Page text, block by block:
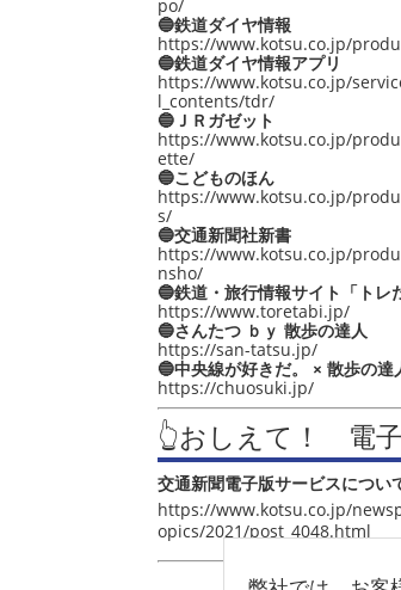
po/
🔵鉄道ダイヤ情報
https://www.kotsu.co.jp/
🔵鉄道ダイヤ情報アプリ
https://www.kotsu.co.jp/
l_contents/tdr/
🔵ＪＲガゼット
https://www.kotsu.co.jp/
ette/
🔵こどものほん
https://www.kotsu.co.jp/
s/
🔵交通新聞社新書
https://www.kotsu.co.jp/
nsho/
🔵鉄道・旅行情報サイト「トレ
https://www.toretabi.jp/
🔵さんたつ ｂｙ 散歩の達人
https://san-tatsu.jp/
🔵中央線が好きだ。 × 散歩の達
https://chuosuki.jp/
👆おしえて！ 電
交通新聞電子版サービスについ
https://www.kotsu.co.jp/
opics/2021/post_4048.html